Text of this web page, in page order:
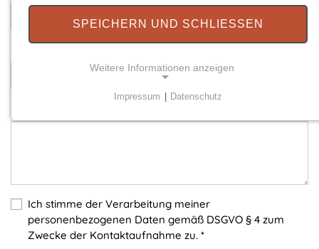
Ich stimme der Verarbeitung meiner
personenbezogenen Daten gemäß DSGVO § 4 zum
Zwecke der Kontaktaufnahme zu. *
SPEICHERN UND SCHLIESSEN
Weitere Informationen anzeigen
Einverständnis-Cookie
Name:
cookie_consent
Impressum Datenschutz